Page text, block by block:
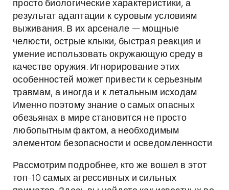
просто биологические характеристики, а
результат адаптации к суровым условиям
выживания. В их арсенале — мощные
челюсти, острые клыки, быстрая реакция и
умение использовать окружающую среду в
качестве оружия. Игнорирование этих
особенностей может привести к серьезным
травмам, а иногда и к летальным исходам.
Именно поэтому знание о самых опасных
обезьянах в мире становится не просто
любопытным фактом, а необходимым
элементом безопасности и осведомленности.
Рассмотрим подробнее, кто же вошел в этот
топ-10 самых агрессивных и сильных